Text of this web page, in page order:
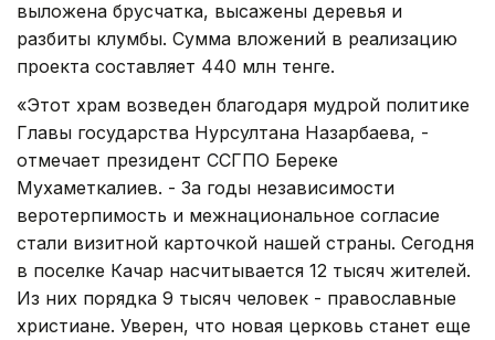
выложена брусчатка, высажены деревья и
разбиты клумбы. Сумма вложений в реализацию
проекта составляет 440 млн тенге.
«Этот храм возведен благодаря мудрой политике
Главы государства Нурсултана Назарбаева, -
отмечает президент ССГПО Береке
Мухаметкалиев. - За годы независимости
веротерпимость и межнациональное согласие
стали визитной карточкой нашей страны. Сегодня
в поселке Качар насчитывается 12 тысяч жителей.
Из них порядка 9 тысяч человек - православные
христиане. Уверен, что новая церковь станет еще